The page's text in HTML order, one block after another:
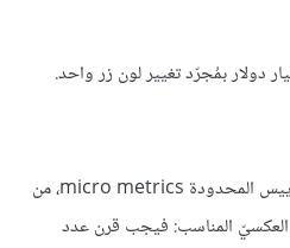
دولار بمُجرّد تغيير لون زر واحد.
لتجنب المشاكل المُترتّبة عن المقاييس المحدودة micro metrics، من
المناسب: فيجب قرن عدد